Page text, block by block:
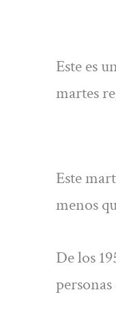
Este es
martes
Este
menos
De los